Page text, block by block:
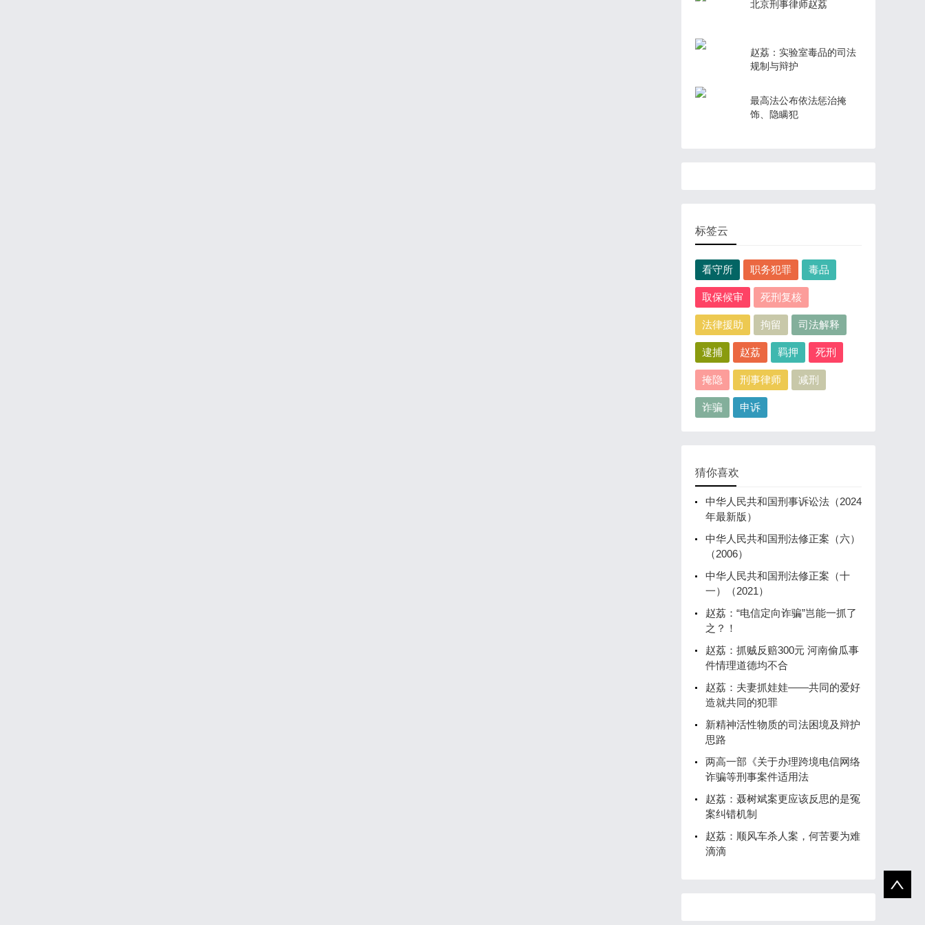
北京刑事律师赵荔
赵荔：实验室毒品的司法
规制与辩护
最高法公布依法惩治掩
饰、隐瞒犯
标签云
看守所 职务犯罪 毒品
取保候审 死刑复核
法律援助 拘留 司法解释
逮捕 赵荔 羁押 死刑
掩隐 刑事律师 减刑
诈骗 申诉
猜你喜欢
中华人民共和国刑事诉讼法（2024
年最新版）
中华人民共和国刑法修正案（六）
（2006）
中华人民共和国刑法修正案（十
一）（2021）
赵荔：“电信定向诈骗”岂能一抓了
之？！
赵荔：抓贼反赔300元 河南偷瓜事
件情理道德均不合
赵荔：夫妻抓娃娃——共同的爱好
造就共同的犯罪
新精神活性物质的司法困境及辩护
思路
两高一部《关于办理跨境电信网络
诈骗等刑事案件适用法
赵荔：聂树斌案更应该反思的是冤
案纠错机制
赵荔：顺风车杀人案，何苦要为难
滴滴